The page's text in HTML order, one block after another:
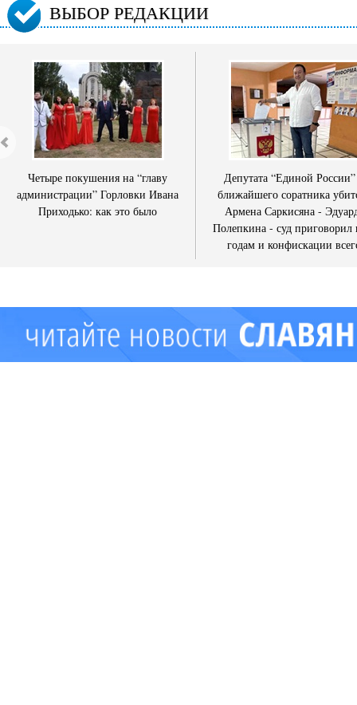
ВЫБОР РЕДАКЦИИ
Четыре покушения на “главу
администрации” Горловки Ивана
Приходько: как это было
Депутата “Единой
ближайшего соратника
Армена Саркисяна -
Полепкина - суд приговорил
годам и конфискации